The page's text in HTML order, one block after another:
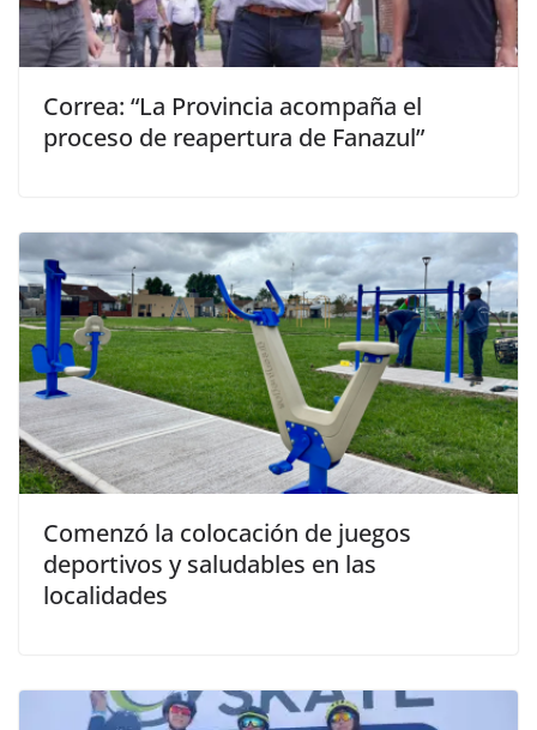
Correa: “La Provincia acompaña el
proceso de reapertura de Fanazul”
Comenzó la colocación de juegos
deportivos y saludables en las
localidades